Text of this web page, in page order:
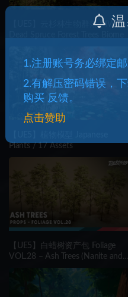
【UE5】云杉林生物群落 MW
Plants / 17 Assets
【UE5】白蜡树资产包 Foliage
VOL.28 – Ash Trees (Nanite and
1.注册账号务必绑定邮
2.有解压密码错误，
购买 反馈。
点击赞助